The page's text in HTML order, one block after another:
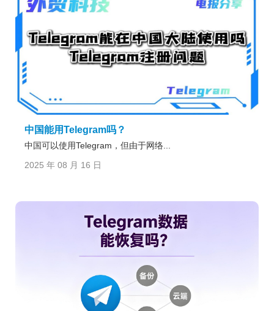
中国能用Telegram吗？
中国可以使用Telegram，但由于网络...
2025 年 08 月 16 日